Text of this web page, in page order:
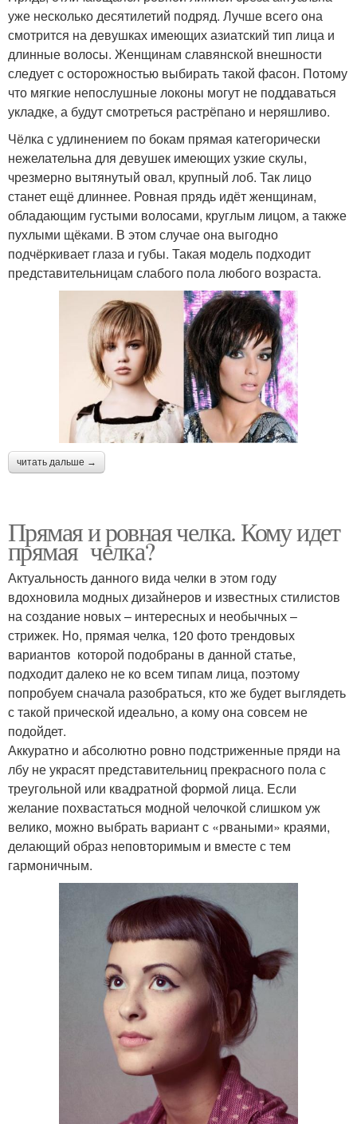
уже несколько десятилетий подряд. Лучше всего она
смотрится на девушках имеющих азиатский тип лица и
длинные волосы. Женщинам славянской внешности
следует с осторожностью выбирать такой фасон. Потому
что мягкие непослушные локоны могут не поддаваться
укладке, а будут смотреться растрёпано и неряшливо.
Чёлка с удлинением по бокам прямая категорически
нежелательна для девушек имеющих узкие скулы,
чрезмерно вытянутый овал, крупный лоб. Так лицо
станет ещё длиннее. Ровная прядь идёт женщинам,
обладающим густыми волосами, круглым лицом, а также
пухлыми щёками. В этом случае она выгодно
подчёркивает глаза и губы. Такая модель подходит
представительницам слабого пола любого возраста.
читать дальше →
Прямая и ровная челка. Кому идет
прямая челка?
Актуальность данного вида челки в этом году
вдохновила модных дизайнеров и известных стилистов
на создание новых – интересных и необычных –
стрижек. Но, прямая челка, 120 фото трендовых
вариантов которой подобраны в данной статье,
подходит далеко не ко всем типам лица, поэтому
попробуем сначала разобраться, кто же будет выглядеть
с такой прической идеально, а кому она совсем не
подойдет.
Аккуратно и абсолютно ровно подстриженные пряди на
лбу не украсят представительниц прекрасного пола с
треугольной или квадратной формой лица. Если
желание похвастаться модной челочкой слишком уж
велико, можно выбрать вариант с «рваными» краями,
делающий образ неповторимым и вместе с тем
гармоничным.